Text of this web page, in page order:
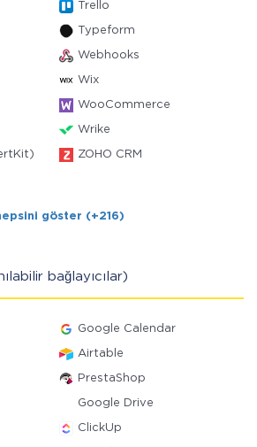
Trello
Typeform
Webhooks
Wix
WooCommerce
Wrike
ZOHO CRM
göster (+216)
bağlayıcılar)
Google Calendar
Airtable
PrestaShop
Google Drive
ClickUp